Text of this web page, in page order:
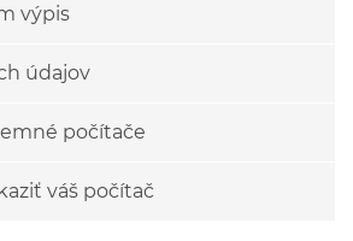
výpis
údajov
počítače
váš počítač